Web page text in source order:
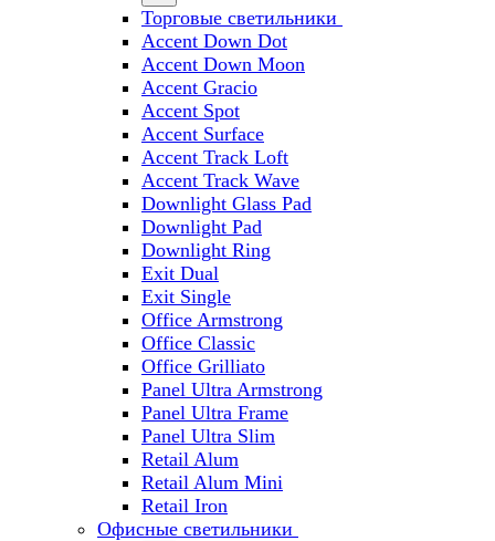
Торговые светильники
Accent Down Dot
Accent Down Moon
Accent Gracio
Accent Spot
Accent Surface
Accent Track Loft
Accent Track Wave
Downlight Glass Pad
Downlight Pad
Downlight Ring
Exit Dual
Exit Single
Office Armstrong
Office Classic
Office Grilliato
Panel Ultra Armstrong
Panel Ultra Frame
Panel Ultra Slim
Retail Alum
Retail Alum Mini
Retail Iron
Офисные светильники